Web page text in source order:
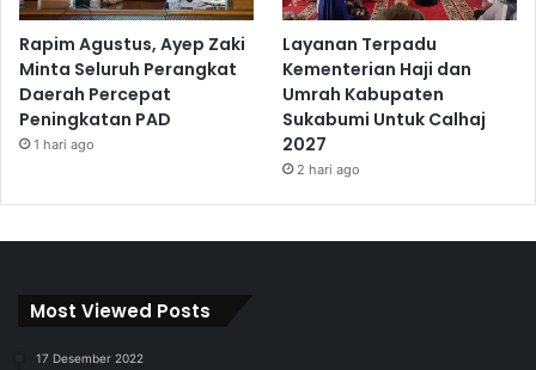
Rapim Agustus, Ayep Zaki
Minta Seluruh Perangkat
Daerah Percepat
Peningkatan PAD
1 hari ago
Layanan Terpadu
Kementerian Haji dan
Umrah Kabupaten
Sukabumi Untuk Calhaj
2027
2 hari ago
Most Viewed Posts
17 Desember 2022